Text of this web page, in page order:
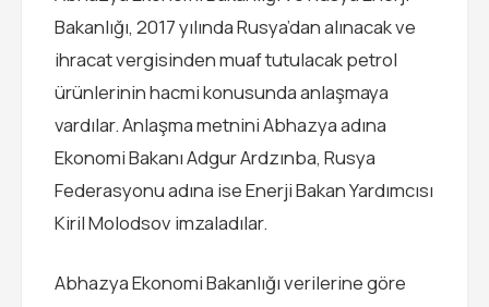
Bakanlığı, 2017 yılında Rusya’dan alınacak ve
ihracat vergisinden muaf tutulacak petrol
ürünlerinin hacmi konusunda anlaşmaya
vardılar. Anlaşma metnini Abhazya adına
Ekonomi Bakanı Adgur Ardzınba, Rusya
Federasyonu adına ise Enerji Bakan Yardımcısı
Kiril Molodsov imzaladılar.
Abhazya Ekonomi Bakanlığı verilerine göre